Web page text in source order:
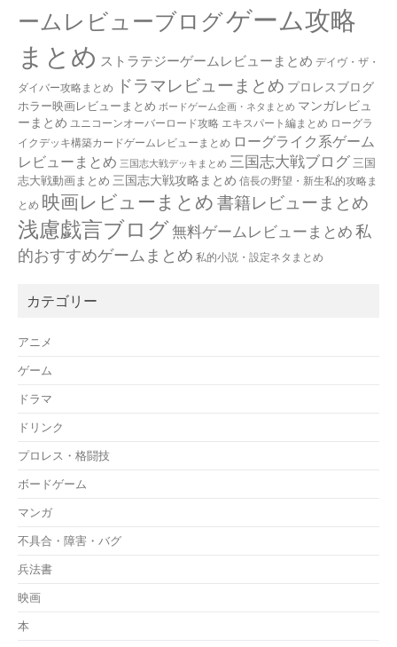
ームレビューブログゲーム攻略
まとめ ストラテジーゲームレビューまとめ デイヴ・ザ・
ダイバー攻略まとめ ドラマレビューまとめ プロレスブログ
ホラー映画レビューまとめ ボードゲーム企画・ネタまとめ マンガレビュ
ーまとめ ユニコーンオーバーロード攻略 エキスパート編まとめ ローグラ
イクデッキ構築カードゲームレビューまとめ ローグライク系ゲーム
レビューまとめ 三国志大戦デッキまとめ 三国志大戦ブログ 三国
志大戦動画まとめ 三国志大戦攻略まとめ 信長の野望・新生私的攻略ま
とめ 映画レビューまとめ 書籍レビューまとめ
浅慮戯言ブログ無料ゲームレビューまとめ 私
的おすすめゲームまとめ 私的小説・設定ネタまとめ
カテゴリー
アニメ
ゲーム
ドラマ
ドリンク
プロレス・格闘技
ボードゲーム
マンガ
不具合・障害・バグ
兵法書
映画
本